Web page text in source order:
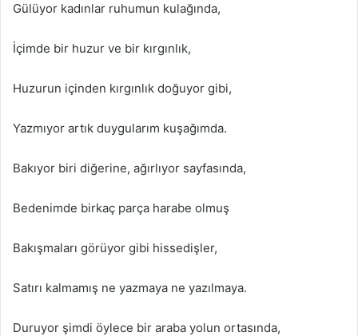
Gülüyor kadınlar ruhumun kulağında,
İçimde bir huzur ve bir kırgınlık,
Huzurun içinden kırgınlık doğuyor gibi,
Yazmıyor artık duygularım kuşağımda.
Bakıyor biri diğerine, ağırlıyor sayfasında,
Bedenimde birkaç parça harabe olmuş
Bakışmaları görüyor gibi hissedişler,
Satırı kalmamış ne yazmaya ne yazılmaya.
Duruyor şimdi öylece bir araba yolun ortasında,